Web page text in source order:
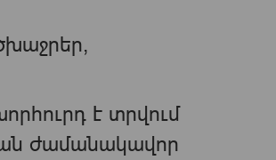
է տրվում
ժամանակավոր